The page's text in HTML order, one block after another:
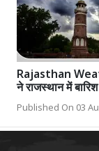
Rajasthan
ने राजस्थान में
Published On 03